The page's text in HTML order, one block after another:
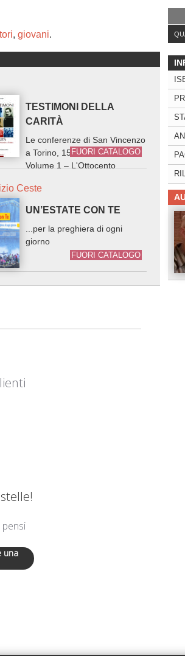
, giovani.
TESTIMONI DELLA
CARITÀ
Le conferenze di San Vincenzo
a Torino, 150 anni di storia.
Volume 1 – L'Ottocento
Ceste
FUORI CATALOGO
UN’ESTATE CON TE
...per la preghiera di ogni
giorno
FUORI CATALOGO
una